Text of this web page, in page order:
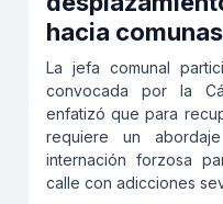
hacia
La jefa comunal
convocada por la
enfatizó que para
requiere un
internación forzosa
calle con adicciones